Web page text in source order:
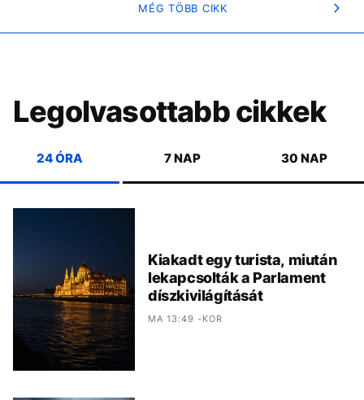
MÉG TÖBB CIKK
Legolvasottabb cikkek
24 ÓRA 7 NAP 30 NAP
Kiakadt egy turista, miután
lekapcsolták a Parlament
díszkivilágítását
MA 13:49 -KOR